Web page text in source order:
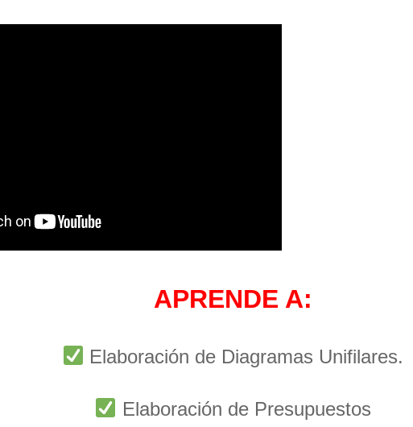
APRENDE A:
Elaboración de Diagramas Unifilares.
Elaboración de Presupuestos